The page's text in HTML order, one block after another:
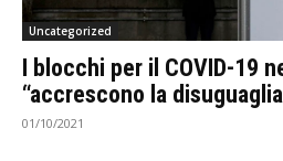
Uncategorized
I blocchi per il COVID-19
“accrescono la
01/10/2021